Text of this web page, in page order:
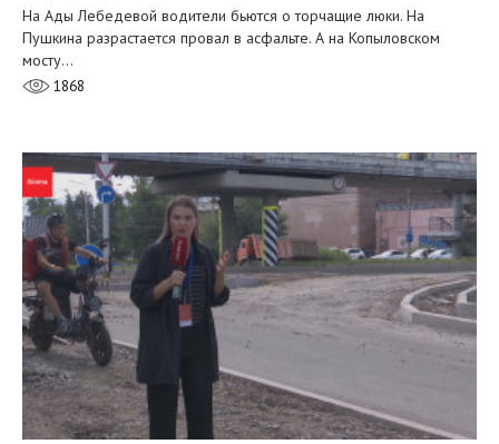
На Ады Лебедевой водители бьются о торчащие люки. На
Пушкина разрастается провал в асфальте. А на Копыловском
мосту…
1868